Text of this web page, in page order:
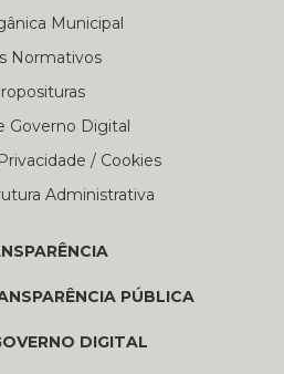
Municipal
Normativos
Governo Digital
/ Cookies
Administrativa
PÚBLICA
DIGITAL